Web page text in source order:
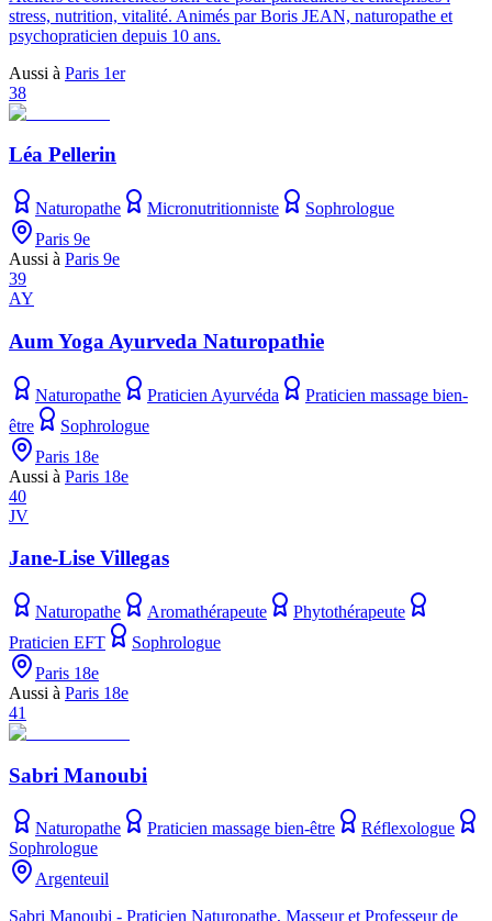
stress, nutrition, vitalité. Animés par Boris JEAN, naturopathe et
psychopraticien depuis 10 ans.
Aussi à Paris 1er
38
Léa Pellerin
Naturopathe Micronutritionniste
Sophrologue
Paris 9e
Aussi à Paris 9e
39
AY
Aum Yoga Ayurveda Naturopathie
Naturopathe Praticien Ayurvéda
Praticien massage bien-
être
Sophrologue
Paris 18e
Aussi à Paris 18e
40
JV
Jane-Lise Villegas
Naturopathe Aromathérapeute
Phytothérapeute
Praticien EFT
Sophrologue
Paris 18e
Aussi à Paris 18e
41
Sabri Manoubi
Naturopathe Praticien massage bien-être
Réflexologue
Sophrologue
Argenteuil
Sabri Manoubi - Praticien Naturopathe, Masseur et Professeur de